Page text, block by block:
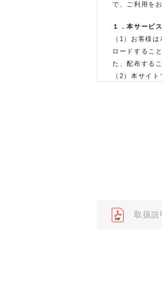
で、ご利用を
１．本サービ
（1）お客様
ロードするこ
た、配布する
（2）本サイ
体の生産中止
（※）みまも
されている取
取扱説